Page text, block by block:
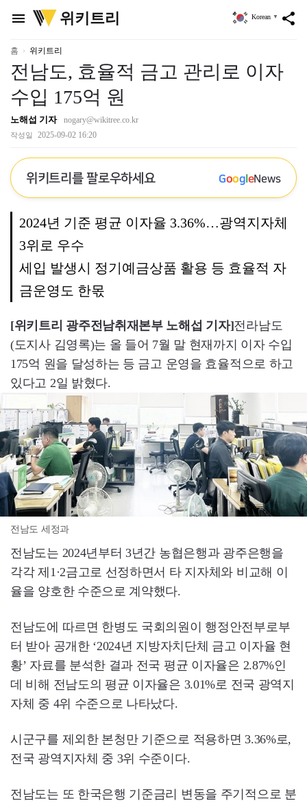
menu
위
키
리
위키트리 share
Korean ▼
홈 위키트리
전남도, 효율적 금고 관리로 이자
수입 175억 원
노해섭 기자 nogary@wikitree.co.kr
작성일 2025-09-02 16:20
위키트리를 팔로우하세요 GoogleNews
2024년 기준 평균 이자율 3.36%…광역지자체
3위로 우수
세입 발생시 정기예금상품 활용 등 효율적 자
금운영도 한몫
[위키트리 광주전남취재본부 노해섭 기자]전라남도
(도지사 김영록)는 올 들어 7월 말 현재까지 이자 수입
175억 원을 달성하는 등 금고 운영을 효율적으로 하고
있다고 2일 밝혔다.
전남도 세정과
전남도는 2024년부터 3년간 농협은행과 광주은행을
각각 제1·2금고로 선정하면서 타 지자체와 비교해 이
율을 양호한 수준으로 계약했다.
전남도에 따르면 한병도 국회의원이 행정안전부로부
터 받아 공개한 ‘2024년 지방자치단체 금고 이자율 현
황’ 자료를 분석한 결과 전국 평균 이자율은 2.87%인
데 비해 전남도의 평균 이자율은 3.01%로 전국 광역지
자체 중 4위 수준으로 나타났다.
시군구를 제외한 본청만 기준으로 적용하면 3.36%로,
전국 광역지자체 중 3위 수준이다.
전남도는 또 한국은행 기준금리 변동을 주기적으로 분